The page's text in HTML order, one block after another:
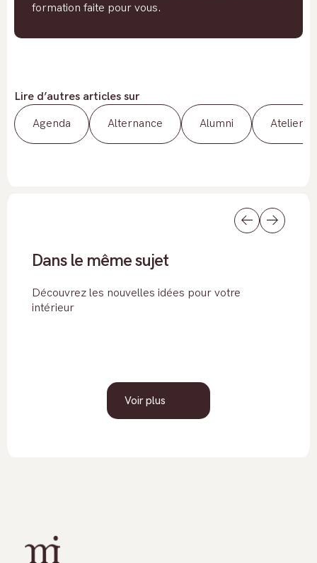
formation faite pour vous.
Lire d’autres articles sur
Agenda
Alternance Alumni Atelier
Dans le même sujet
Découvrez les nouvelles idées pour votre
intérieur
Voir plus